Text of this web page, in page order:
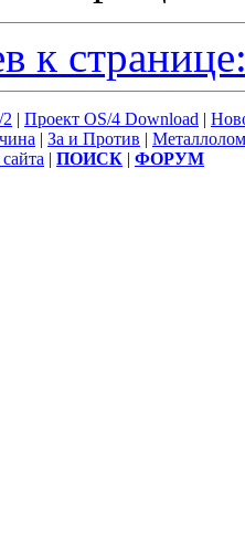
к
| Проект OS/4 Download |
| За и Против | Металлолом
| ПОИСК | ФОРУМ